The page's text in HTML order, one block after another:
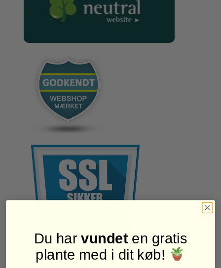
foretages om vinteren eller tidligt forår for at fremme
en sund vækst og blomstring.
Biodiversitetsværdi
Blærenød er ikke kun dekorativ, men også gavnlig for
biodiversiteten i haven. Dens blomster tiltrækker bier
og andre bestøvere, mens dens frø og blade kan
tiltrække forskellige fugle og insekter, hvilket gør den til
en værdifuld plante i et økosystemvenligt haveanlæg.
Køb blærenød på vores webshop eller besøg vores
Du harvundeten gratis
plante med i dit køb!